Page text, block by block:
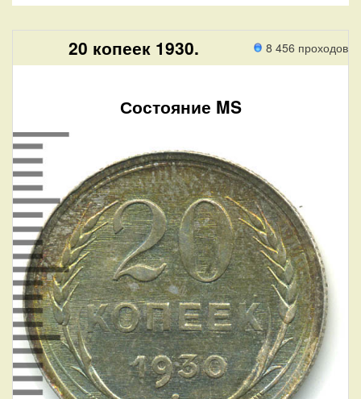
8 456 проходов
20 копеек 1930.
Состояние MS